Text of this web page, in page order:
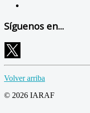
Síguenos en...
Volver arriba
© 2026 IARAF